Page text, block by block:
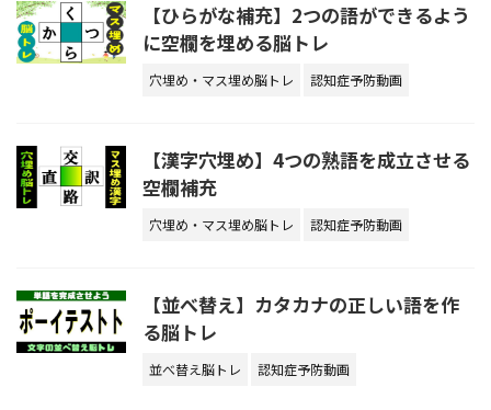
【ひらがな補充】2つの語ができるよう
に空欄を埋める脳トレ
穴埋め・マス埋め脳トレ 認知症予防動画
【漢字穴埋め】4つの熟語を成立させる
空欄補充
穴埋め・マス埋め脳トレ 認知症予防動画
【並べ替え】カタカナの正しい語を作
る脳トレ
並べ替え脳トレ 認知症予防動画